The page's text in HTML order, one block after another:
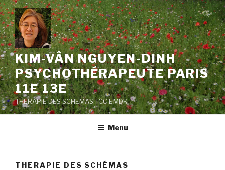
Skip
to
content
KIM-VÂN NGUYEN-DINH
PSYCHOTHÉRAPEUTE PARIS
11E 13E
THERAPIE DES SCHEMAS TCC EMDR
Menu
THERAPIE DES SCHÉMAS